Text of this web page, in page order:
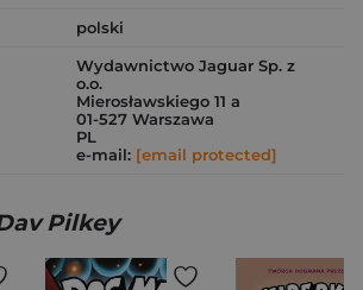
polski
Wydawnictwo Jaguar Sp. z
o.o.
Mierosławskiego 11 a
01-527 Warszawa
PL
e-mail: [email protected]
Pilkey